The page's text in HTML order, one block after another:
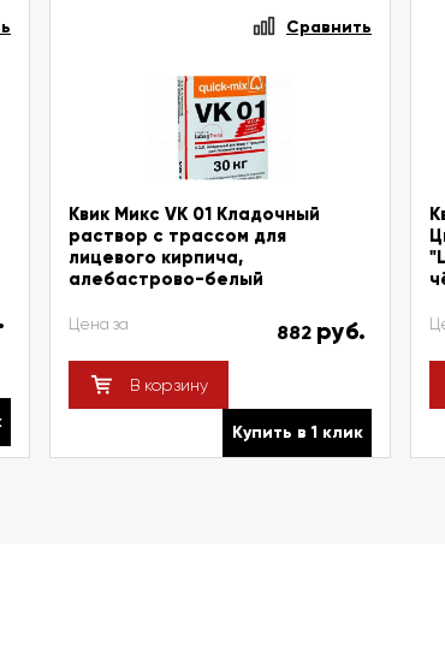
Сравнить
Квик Микс VK 01 Кладочный
раствор с трассом для
лицевого кирпича,
алебастрово-белый
Цена за 882 руб.
В корзину
Купить в 1 клик